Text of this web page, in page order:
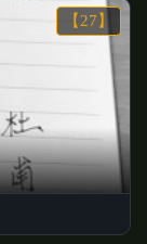
【27】